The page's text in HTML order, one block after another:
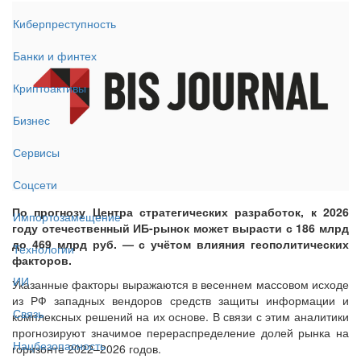
Киберпреступность
Банки и финтех
Криптоактивы
Бизнес
Сервисы
Соцсети
Импортозамещение
Технологии
ИИ
Связь
Нацбезопасность
По прогнозу Центра стратегических разработок, к 2026
году отечественный ИБ-рынок может вырасти с 186 млрд
до 469 млрд руб. — с учётом влияния геополитических
факторов.
Указанные факторы выражаются в весеннем массовом исходе
из РФ западных вендоров средств защиты информации и
комплексных решений на их основе. В связи с этим аналитики
прогнозируют значимое перераспределение долей рынка на
горизонте 2022–2026 годов.